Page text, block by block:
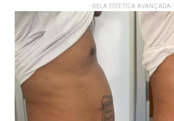
- BELA ESTETICA AVANÇADA -